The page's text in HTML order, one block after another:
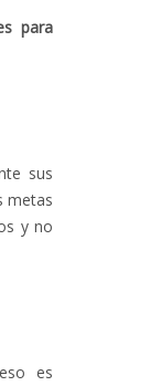
para
sus
metas
y no
es